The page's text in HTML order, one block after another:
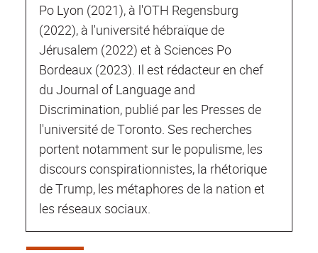
Po Lyon (2021), à l'OTH Regensburg
(2022), à l'université hébraïque de
Jérusalem (2022) et à Sciences Po
Bordeaux (2023). Il est rédacteur en chef
du Journal of Language and
Discrimination, publié par les Presses de
l'université de Toronto. Ses recherches
portent notamment sur le populisme, les
discours conspirationnistes, la rhétorique
de Trump, les métaphores de la nation et
les réseaux sociaux.